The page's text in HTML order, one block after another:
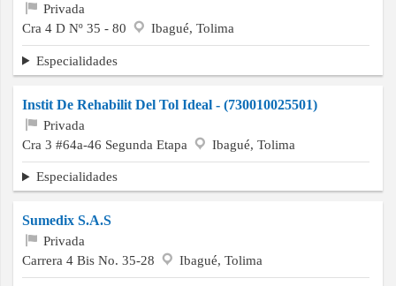
Privada
Cra 4 D Nº 35 - 80
Ibagué, Tolima
Especialidades
Instit De Rehabilit Del Tol Ideal - (730010025501)
Privada
Cra 3 #64a-46 Segunda Etapa
Ibagué, Tolima
Especialidades
Sumedix S.A.S
Privada
Carrera 4 Bis No. 35-28
Ibagué, Tolima